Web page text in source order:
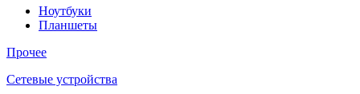
Ноутбуки
Планшеты
Прочее
Сетевые устройства